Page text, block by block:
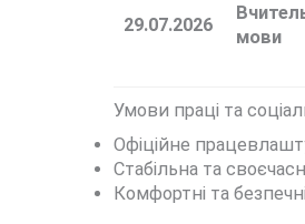
29.07.2026
мови
Умови праці та
Офіційне
Стабільна та
Комфортні та